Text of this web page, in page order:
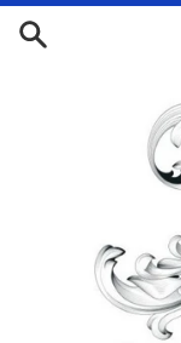
Passer